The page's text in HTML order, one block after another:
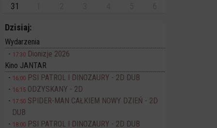
31
Dzisiaj:
Wydarzenia
17:30 Dionizje 2026
Kino JANTAR
16:00 PSI PATROL I DINOZAURY - 2D DUB
16:15 ODZYSKANY - 2D
17:50 SPIDER-MAN CAŁKIEM NOWY DZIEŃ - 2D
DUB
18:00 PSI PATROL I DINOZAURY - 2D DUB